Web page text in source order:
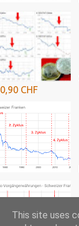
0,90 CHF
This site uses